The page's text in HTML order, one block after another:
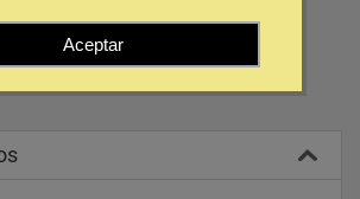
- Logroño
Aceptar